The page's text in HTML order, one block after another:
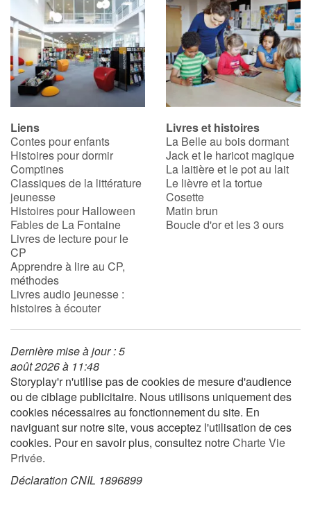
Aide
Accueil
Famille
Écoles
Médiathèques
Vidéos & Tutoriaux
Blog
Actualités
Rencontres et témoignages
Contes d'ici et d'ailleurs
Autour de la lecture
Apprendre à lire
Livre audio
Liens
Contes pour enfants
Histoires pour dormir
Comptines
Classiques de la littérature
jeunesse
Histoires pour Halloween
Fables de La Fontaine
Livres de lecture pour le
CP
Apprendre à lire au CP,
méthodes
Livres audio jeunesse :
histoires à écouter
Livres et histoires
La Belle au bois dormant
Jack et le haricot magique
La laitière et le pot au lait
Le lièvre et la tortue
Cosette
Matin brun
Boucle d'or et les 3 ours
Dernière mise à jour : 5
août 2026 à 11:48
Storyplay'r n'utilise pas de cookies de mesure d'audience
ou de ciblage publicitaire. Nous utilisons uniquement des
cookies nécessaires au fonctionnement du site. En
naviguant sur notre site, vous acceptez l'utilisation de ces
cookies. Pour en savoir plus, consultez notreCharte Vie
Privée.
Déclaration CNIL 1896899